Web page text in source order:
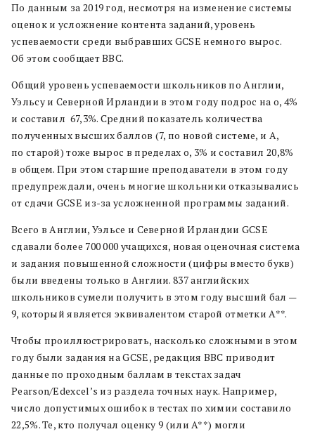
По данным за 2019 год, несмотря на изменение системы
оценок и усложнение контента заданий, уровень
успеваемости среди выбравших GCSE немного вырос.
Об этом сообщает BBC.
Общий уровень успеваемости школьников по Англии,
Уэльсу и Северной Ирландии в этом году подрос на о, 4%
и составил 67,3%. Средний показатель количества
полученных высших баллов (7, по новой системе, и A,
по старой) тоже вырос в пределах о, 3% и составил 20,8%
в общем. При этом старшие преподаватели в этом году
предупреждали, очень многие школьники отказывались
от сдачи GCSE из-за усложненной программы заданий.
Всего в Англии, Уэльсе и Северной Ирландии GCSE
сдавали более 700 000 учащихся, новая оценочная система
и задания повышенной сложности (цифры вместо букв)
были введены только в Англии. 837 английских
школьников сумели получить в этом году высший бал —
9, который является эквивалентом старой отметки A**.
Чтобы проиллюстрировать, насколько сложными в этом
году были задания на GCSE, редакция BBC приводит
данные по проходным баллам в текстах задач
Pearson/Edexcel’s из раздела точных наук. Например,
число допустимых ошибок в тестах по химии составило
22,5%. Те, кто получал оценку 9 (или A**) могли